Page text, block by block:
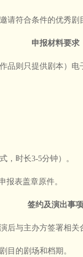
请符合条件的优秀剧
申报材料要求
品则只提供剧本）电
，时长3-5分钟）。
报表盖章原件。
签约及演出事项
后与主办方签署相关
目的剧场和档期。